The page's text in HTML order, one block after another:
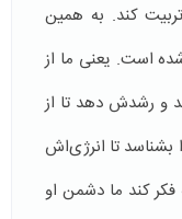
کند. به همین
است. یعنی ما از
و رشدش دهد تا از
تا انرژی‌اش
فکر کند ما دشمن او